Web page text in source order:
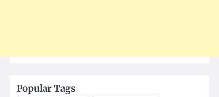
Popular Tags